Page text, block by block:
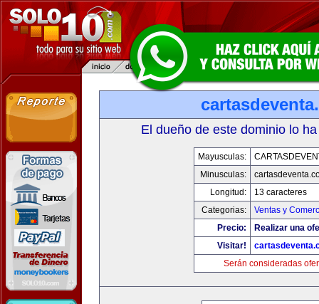
El dueño de este dominio lo
Mayusculas:
Minusculas:
Longitud:
13 caracteres
Categorias:
Ventas y
Precio:
Realizar una
Visitar!
Serán consideradas